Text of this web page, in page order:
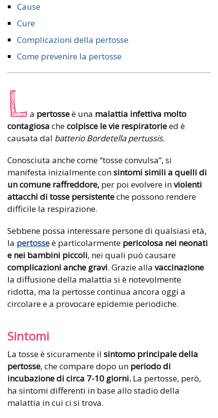
Cause
Cure
Complicazioni della pertosse
Come prevenire la pertosse
L a pertosseè una malattia infettiva molto
contagiosa checolpisce le vie respiratorieed è
causata dal batterio Bordetella pertussis.
Conosciuta anche come “tosse convulsa”, si
manifesta inizialmente consintomi simili a quelli di
un comune raffreddore, per poi evolvere inviolenti
attacchi di tosse persistenteche possono rendere
difficile la respirazione.
Sebbene possa interessare persone di qualsiasi età,
la pertosseè particolarmente pericolosa nei neonati
e nei bambini piccoli, nei quali può causare
complicazioni anche gravi. Grazie alla vaccinazione
la diffusione della malattia si è notevolmente
ridotta, ma la pertosse continua ancora oggi a
circolare e a provocare epidemie periodiche.
Sintomi
La tosse è sicuramente il sintomo principale della
pertosse, che compare dopo un periodo di
incubazione di circa 7-10 giorni. La pertosse, però,
ha sintomi differenti in base allo stadio della
malattia in cui ci si trova.